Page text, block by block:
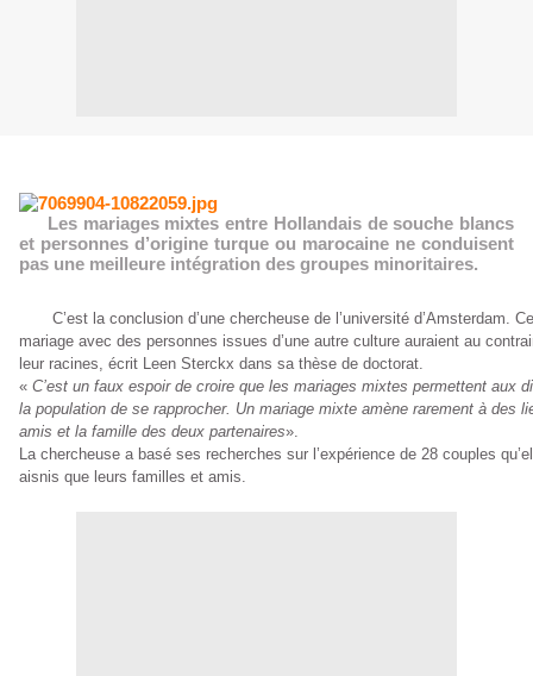
Les mariages mixtes entre Hollandais de souche blancs
et personnes d’origine turque ou marocaine ne conduisent
pas une meilleure intégration des groupes minoritaires.
C’est la conclusion d’une chercheuse de l’université d’Amsterdam.
mariage avec des personnes issues d’une autre culture auraient au
leur racines, écrit Leen Sterckx dans sa thèse de doctorat.
« C’est un faux espoir de croire que les mariages mixtes permettent aux
la population de se rapprocher. Un mariage mixte amène rarement à des
amis et la famille des deux partenaires».
La chercheuse a basé ses recherches sur l’expérience de 28 couples
aisnis que leurs familles et amis.